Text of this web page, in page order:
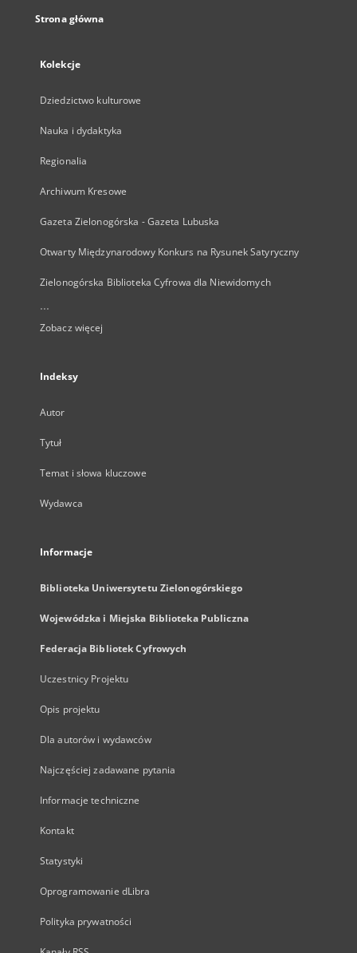
Strona główna
Kolekcje
Dziedzictwo kulturowe
Nauka i dydaktyka
Regionalia
Archiwum Kresowe
Gazeta Zielonogórska - Gazeta Lubuska
Otwarty Międzynarodowy Konkurs na Rysunek Satyryczny
Zielonogórska Biblioteka Cyfrowa dla Niewidomych
...
Zobacz więcej
Indeksy
Autor
Tytuł
Temat i słowa kluczowe
Wydawca
Informacje
Biblioteka Uniwersytetu Zielonogórskiego
Wojewódzka i Miejska Biblioteka Publiczna
Federacja Bibliotek Cyfrowych
Uczestnicy Projektu
Opis projektu
Dla autorów i wydawców
Najczęściej zadawane pytania
Informacje techniczne
Kontakt
Statystyki
Oprogramowanie dLibra
Polityka prywatności